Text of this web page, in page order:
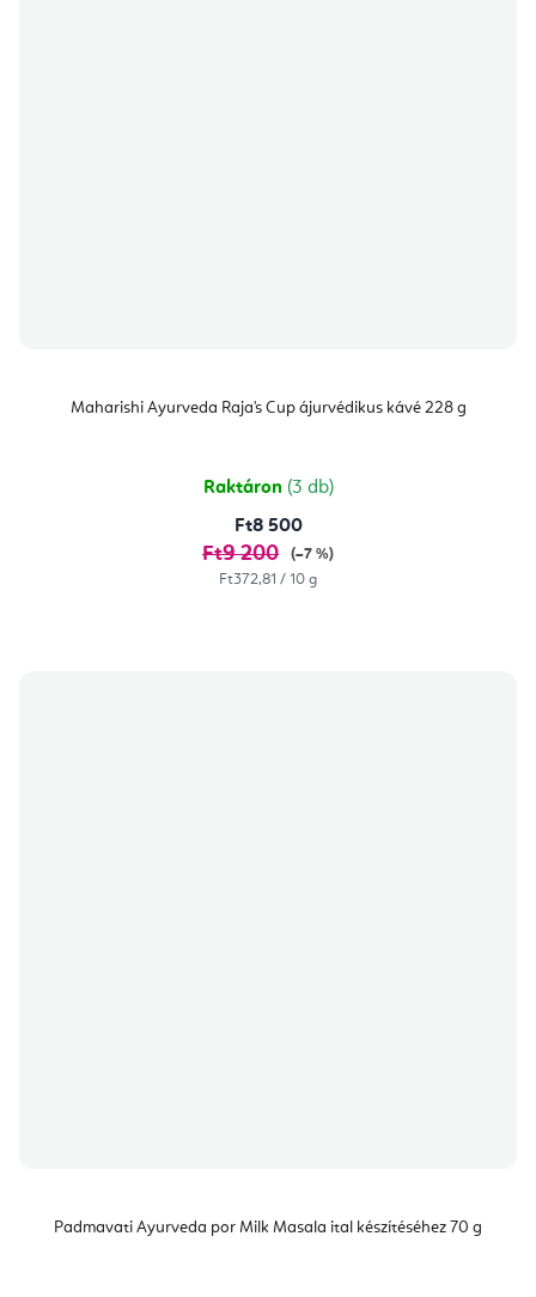
Maharishi Ayurveda Raja's Cup ájurvédikus kávé 228 g
Raktáron (3 db)
Ft8 500
Ft9 200
(–7 %)
Egységár:
Ft372,81 / 10 g
Padmavati Ayurveda por Milk Masala ital készítéséhez 70 g